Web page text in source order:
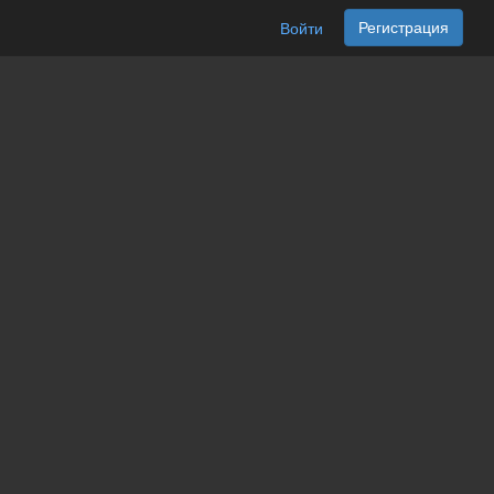
Войти Регистрация